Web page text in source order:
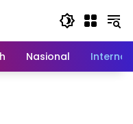
Nasional